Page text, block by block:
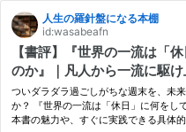
人生の羅針盤になる本棚
id:wasabeafn
【書評】『世界の一流は「
のか』｜凡人から一流に駆
ついダラダラ過ごしがちな週末を、未
か？ 『世界の一流は「休日」に何をし
本書の魅力や、すぐに実践できる具体